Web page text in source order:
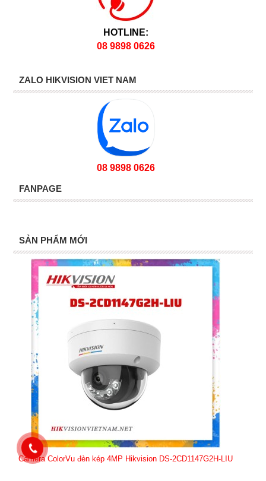
HOTLINE:
08 9898 0626
ZALO HIKVISION VIET NAM
08 9898 0626
FANPAGE
SẢN PHẨM MỚI
Camera ColorVu đèn kép 4MP Hikvision DS-2CD1147G2H-LIU